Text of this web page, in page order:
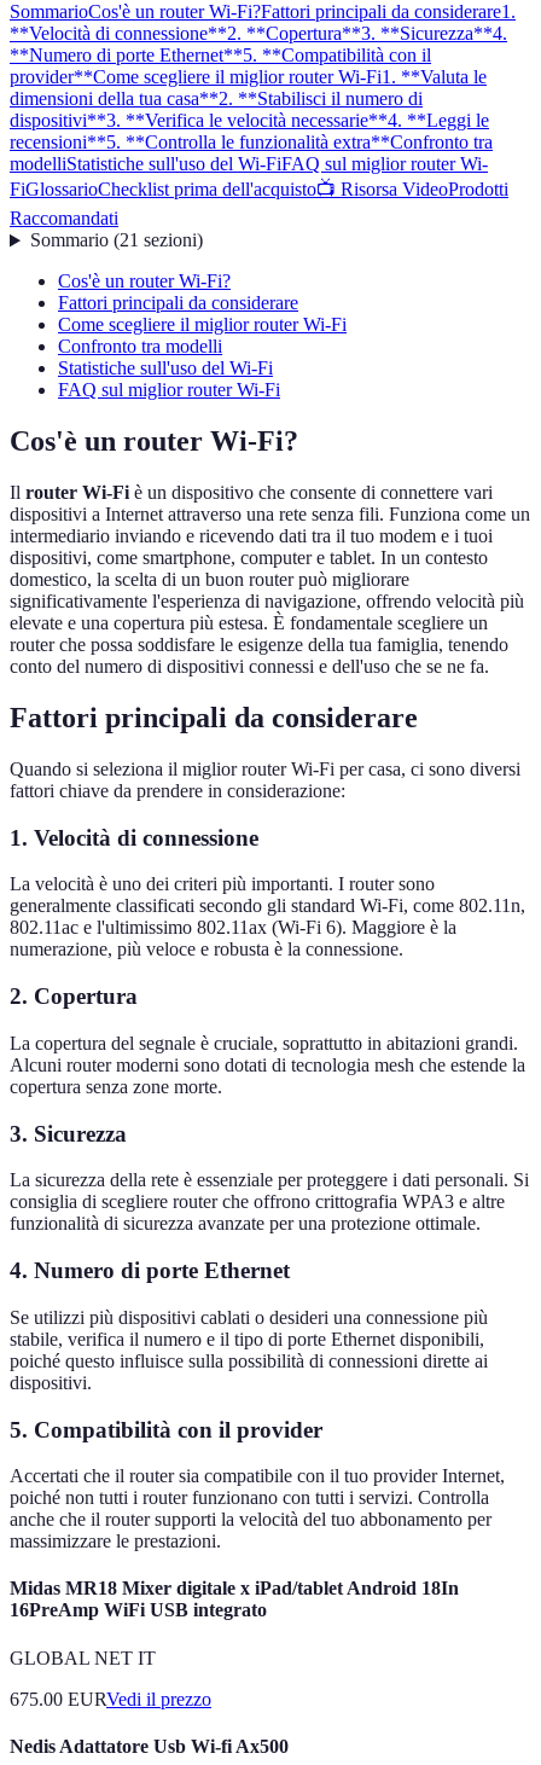
SommarioCos'è un router Wi-Fi?Fattori principali da considerare1.
**Velocità di connessione**2. **Copertura**3. **Sicurezza**4.
**Numero di porte Ethernet**5. **Compatibilità con il
provider**Come scegliere il miglior router Wi-Fi1. **Valuta le
dimensioni della tua casa**2. **Stabilisci il numero di
dispositivi**3. **Verifica le velocità necessarie**4. **Leggi le
recensioni**5. **Controlla le funzionalità extra**Confronto tra
modelliStatistiche sull'uso del Wi-FiFAQ sul miglior router Wi-
FiGlossarioChecklist prima dell'acquisto📺 Risorsa VideoProdotti
Raccomandati
Sommario(21 sezioni)
Cos'è un router Wi-Fi?
Fattori principali da considerare
Come scegliere il miglior router Wi-Fi
Confronto tra modelli
Statistiche sull'uso del Wi-Fi
FAQ sul miglior router Wi-Fi
Cos'è un router Wi-Fi?
Il router Wi-Fi è un dispositivo che consente di connettere vari
dispositivi a Internet attraverso una rete senza fili. Funziona come un
intermediario inviando e ricevendo dati tra il tuo modem e i tuoi
dispositivi, come smartphone, computer e tablet. In un contesto
domestico, la scelta di un buon router può migliorare
significativamente l'esperienza di navigazione, offrendo velocità più
elevate e una copertura più estesa. È fondamentale scegliere un
router che possa soddisfare le esigenze della tua famiglia, tenendo
conto del numero di dispositivi connessi e dell'uso che se ne fa.
Fattori principali da considerare
Quando si seleziona il miglior router Wi-Fi per casa, ci sono diversi
fattori chiave da prendere in considerazione:
1. Velocità di connessione
La velocità è uno dei criteri più importanti. I router sono
generalmente classificati secondo gli standard Wi-Fi, come 802.11n,
802.11ac e l'ultimissimo 802.11ax (Wi-Fi 6). Maggiore è la
numerazione, più veloce e robusta è la connessione.
2. Copertura
La copertura del segnale è cruciale, soprattutto in abitazioni grandi.
Alcuni router moderni sono dotati di tecnologia mesh che estende la
copertura senza zone morte.
3. Sicurezza
La sicurezza della rete è essenziale per proteggere i dati personali. Si
consiglia di scegliere router che offrono crittografia WPA3 e altre
funzionalità di sicurezza avanzate per una protezione ottimale.
4. Numero di porte Ethernet
Se utilizzi più dispositivi cablati o desideri una connessione più
stabile, verifica il numero e il tipo di porte Ethernet disponibili,
poiché questo influisce sulla possibilità di connessioni dirette ai
dispositivi.
5. Compatibilità con il provider
Accertati che il router sia compatibile con il tuo provider Internet,
poiché non tutti i router funzionano con tutti i servizi. Controlla
anche che il router supporti la velocità del tuo abbonamento per
massimizzare le prestazioni.
Midas MR18 Mixer digitale x iPad/tablet Android 18In
16PreAmp WiFi USB integrato
GLOBAL NET IT
675.00 EURVedi il prezzo
Nedis Adattatore Usb Wi-fi Ax500